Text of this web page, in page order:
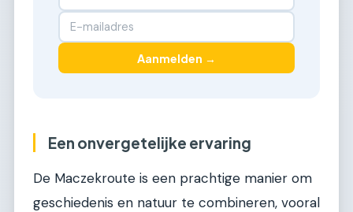
Aanmelden →
Een onvergetelijke ervaring
De Maczekroute is een prachtige manier om
geschiedenis en natuur te combineren, vooral